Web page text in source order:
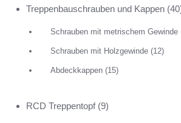
Treppenbauschrauben und Kappen
Schrauben mit metrischem Gewinde
Schrauben mit Holzgewinde (12)
Abdeckkappen (15)
RCD Treppentopf (9)